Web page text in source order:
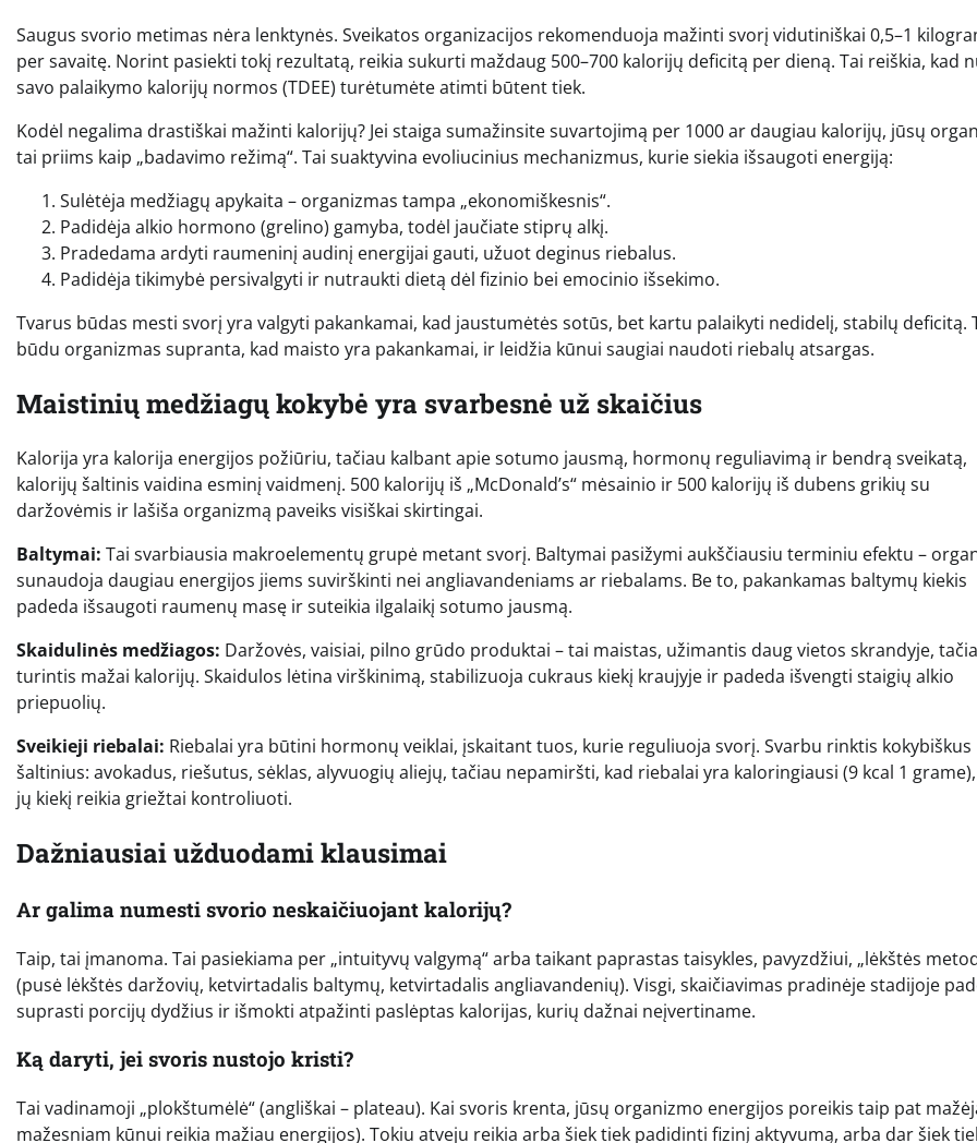
Saugus svorio metimas nėra lenktynės. Sveikatos organizacijos rekomenduoja mažinti svorį vidutiniškai 0,5–1
per savaitę. Norint pasiekti tokį rezultatą, reikia sukurti maždaug 500–700 kalorijų deficitą per dieną. Tai reiškia, kad
savo palaikymo kalorijų normos (TDEE) turėtumėte atimti būtent tiek.
Kodėl negalima drastiškai mažinti kalorijų? Jei staiga sumažinsite suvartojimą per 1000 ar daugiau kalorijų, jūsų
tai priims kaip „badavimo režimą“. Tai suaktyvina evoliucinius mechanizmus, kurie siekia išsaugoti energiją:
Sulėtėja medžiagų apykaita – organizmas tampa „ekonomiškesnis“.
Padidėja alkio hormono (grelino) gamyba, todėl jaučiate stiprų alkį.
Pradedama ardyti raumeninį audinį energijai gauti, užuot deginus riebalus.
Padidėja tikimybė persivalgyti ir nutraukti dietą dėl fizinio bei emocinio išsekimo.
Tvarus būdas mesti svorį yra valgyti pakankamai, kad jaustumėtės sotūs, bet kartu palaikyti nedidelį, stabilų deficitą.
būdu organizmas supranta, kad maisto yra pakankamai, ir leidžia kūnui saugiai naudoti riebalų atsargas.
Maistinių medžiagų kokybė yra svarbesnė už skaičius
Kalorija yra kalorija energijos požiūriu, tačiau kalbant apie sotumo jausmą, hormonų reguliavimą ir bendrą sveikatą,
kalorijų šaltinis vaidina esminį vaidmenį. 500 kalorijų iš „McDonald’s“ mėsainio ir 500 kalorijų iš dubens grikių su
daržovėmis ir lašiša organizmą paveiks visiškai skirtingai.
Baltymai: Tai svarbiausia makroelementų grupė metant svorį. Baltymai pasižymi aukščiausiu terminiu efektu –
sunaudoja daugiau energijos jiems suvirškinti nei angliavandeniams ar riebalams. Be to, pakankamas baltymų kiekis
padeda išsaugoti raumenų masę ir suteikia ilgalaikį sotumo jausmą.
Skaidulinės medžiagos: Daržovės, vaisiai, pilno grūdo produktai – tai maistas, užimantis daug vietos skrandyje,
turintis mažai kalorijų. Skaidulos lėtina virškinimą, stabilizuoja cukraus kiekį kraujyje ir padeda išvengti staigių alkio
priepuolių.
Sveikieji riebalai: Riebalai yra būtini hormonų veiklai, įskaitant tuos, kurie reguliuoja svorį. Svarbu rinktis kokybiškus
šaltinius: avokadus, riešutus, sėklas, alyvuogių aliejų, tačiau nepamiršti, kad riebalai yra kaloringiausi (9 kcal 1
jų kiekį reikia griežtai kontroliuoti.
Dažniausiai užduodami klausimai
Ar galima numesti svorio neskaičiuojant kalorijų?
Taip, tai įmanoma. Tai pasiekiama per „intuityvų valgymą“ arba taikant paprastas taisykles, pavyzdžiui, „lėkštės
(pusė lėkštės daržovių, ketvirtadalis baltymų, ketvirtadalis angliavandenių). Visgi, skaičiavimas pradinėje stadijoje
suprasti porcijų dydžius ir išmokti atpažinti paslėptas kalorijas, kurių dažnai neįvertiname.
Ką daryti, jei svoris nustojo kristi?
Tai vadinamoji „plokštumėlė“ (angliškai – plateau). Kai svoris krenta, jūsų organizmo energijos poreikis taip pat
mažesniam kūnui reikia mažiau energijos). Tokiu atveju reikia arba šiek tiek padidinti fizinį aktyvumą, arba dar šiek